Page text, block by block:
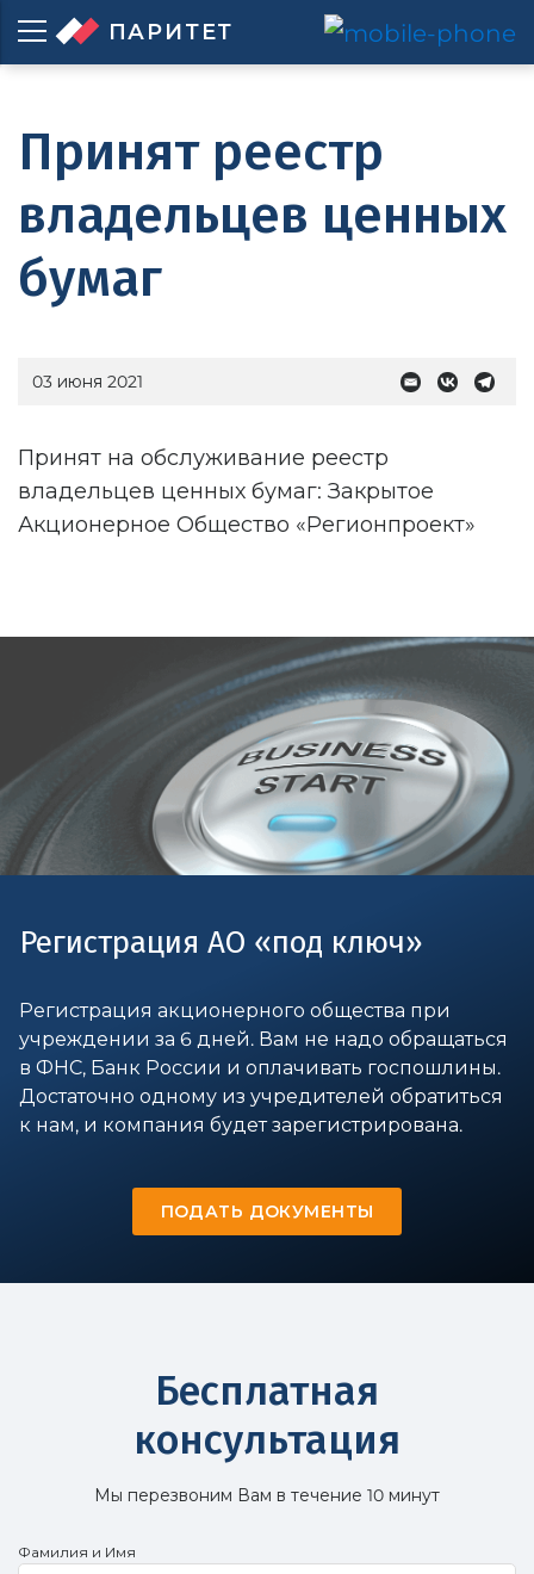
ПАРИТЕТ
Принят реестр
владельцев ценных
бумаг
03 июня 2021
Принят на обслуживание реестр
владельцев ценных бумаг: Закрытое
Акционерное Общество «Регионпроект»
Регистрация АО «под ключ»
Регистрация акционерного общества при
учреждении за 6 дней. Вам не надо обращаться
в ФНС, Банк России и оплачивать госпошлины.
Достаточно одному из учредителей обратиться
к нам, и компания будет зарегистрирована.
ПОДАТЬ ДОКУМЕНТЫ
Бесплатная
консультация
Мы перезвоним Вам в течение 10 минут
Фамилия и Имя